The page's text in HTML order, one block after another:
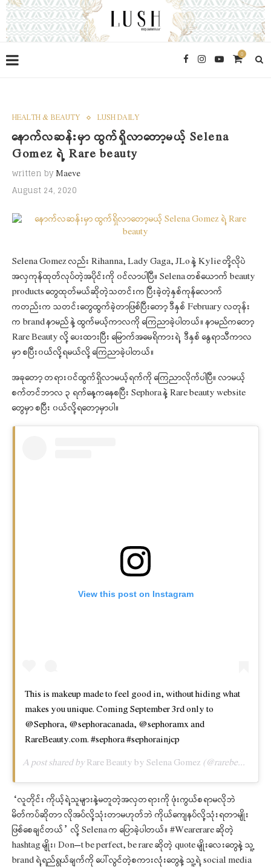
0
HEALTH & BEAUTY LUSH DAILY
နောက်လဆန်းမှာ ထွက်ရှိလာတော့မယ့် Selena
Gomez ရဲ့ Rare beauty
written byMaeve
August 24, 2020
Selena Gomez လည်း Rihanna, Lady Gaga, JLo နဲ့ Kylie တို့လိုပဲ
အလှကုန်ထုတ်လုပ်တဲ့အပိုင်းကို ၀င်လာပါပြီ။ Selena တစ်ယောက် beauty
products တွေထုတ်မယ်ဆိုတဲ့သတင်းက ပြီးခဲ့တဲ့နှစ်ကုန်လောက်
ကတည်းက သတင်းတွေထွက်ခဲ့တာဖြစ်ပြီးတော့ ဒီနှစ် February လတုန်း
က brand နာမည် နဲ့ ထွက်မယ့်ကာလကို ကြေညာခဲ့ပါတယ်။ နာမည်ကတော့
Rare Beauty လို့ ပေးထားပြီး မြောက်အမေရိကားရဲ့ ဒီနှစ် နွေရာသီကာလ
မှာ စပြီး၀ယ်လို့ရမယ်လို့ ကြေညာခဲ့ပါတယ်။
အခုတော့ တရား၀င်ထွက်ရှိလာမယ့်ရက်ကို ကြေညာလိုက်ပါပြီ။ လာမယ့်
စက်တင်ဘာလ ၃ ရက်နေ့ကနေစပြီး Sephora နဲ့ Rare beauty website
တွေမှာ စပြီး ၀ယ်လို့ရတော့မှာပါ။
View this post on Instagram
This is makeup made to feel good in, without hiding what
makes you unique. Coming September 3rd only to
@Sephora, @sephoracanada, @sephoramx and
RareBeauty.com. #sephora #sephorainjcp
A post shared byRare Beauty by Selena Gomez (@rarebeauty) on
“လူတိုင်း ကိုယ့်ရဲ့သူများနဲ့မတူတဲ့အလှတရားကို ဖုံးကွယ်စရာမလိုဘဲ
မိတ်ကပ်ဆိုတာ လိုအပ်လို့သုံးတာမဟုတ်ဘဲ ကိုယ်ကျေနပ်လို့သုံးရတာမျိုး
ဖြစ်စေချင်တယ်” လို့ Selena က ပြောခဲ့ပါတယ်။ #Wearerare ဆိုတဲ့
hashtag မျိုး၊ Don’t be perfect, be rare ဆိုတဲ့ quote မျိုးလေးတွေနဲ့ သူ့
brand ရဲ့ရည်ရွယ်ချက်ကို ပေါ်လွင်တဲ့စကားလုံးတွေနဲ့ သူ့ရဲ့ social media